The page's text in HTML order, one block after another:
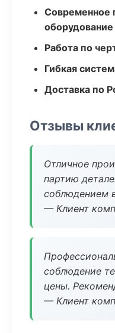
Современное
оборудование
Работа по
Гибкая
Доставка по
Отзывы
Отличное
партию
соблюдением
— Клиент
соблюдение
цены.
— Клиент